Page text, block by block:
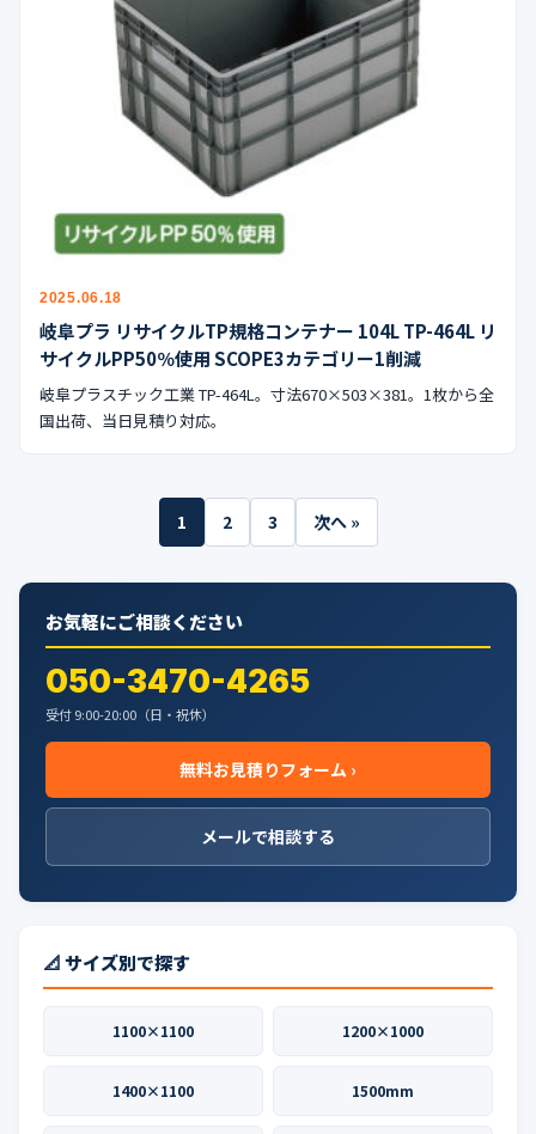
2025.06.18
岐阜プラ リサイクルTP規格コンテナー 104L TP-464L リ
サイクルPP50％使用 SCOPE3カテゴリー1削減
岐阜プラスチック工業 TP-464L。寸法670×503×381。1枚から全
国出荷、当日見積り対応。
の
ペ
ー
ジ
送
り
1 2 3 次へ »
お気軽にご相談ください
050-3470-4265
受付 9:00-20:00（日・祝休）
無料お見積りフォーム ›
メールで相談する
📐 サイズ別で探す
1100×1100 1200×1000
1400×1100 1500mm